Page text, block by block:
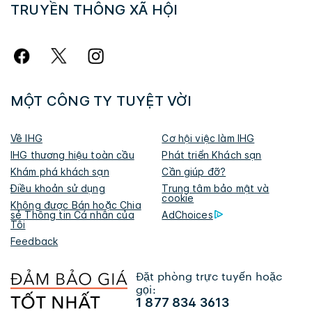
TRUYỀN THÔNG XÃ HỘI
MỘT CÔNG TY TUYỆT VỜI
Về IHG
Cơ hội việc làm IHG
IHG thương hiệu toàn cầu
Phát triển Khách sạn
Khám phá khách sạn
Cần giúp đỡ?
Điều khoản sử dụng
Trung tâm bảo mật và
cookie
​Không được Bán hoặc Chia
sẻ Thông tin Cá nhân của
Tôi​
AdChoices
Feedback
Đặt phòng trực tuyến hoặc
gọi:
1 877 834 3613